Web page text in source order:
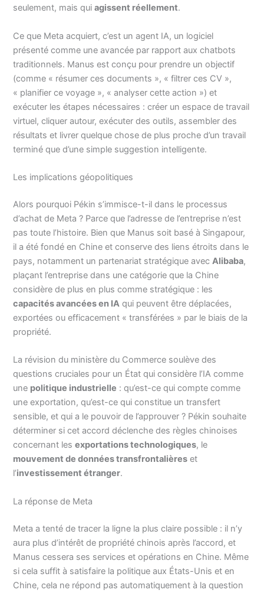
seulement, mais quiagissent réellement.
Ce que Meta acquiert, c’est un agent IA, un logiciel
présenté comme une avancée par rapport aux chatbots
traditionnels. Manus est conçu pour prendre un objectif
(comme « résumer ces documents », « filtrer ces CV »,
« planifier ce voyage », « analyser cette action ») et
exécuter les étapes nécessaires : créer un espace de travail
virtuel, cliquer autour, exécuter des outils, assembler des
résultats et livrer quelque chose de plus proche d’un travail
terminé que d’une simple suggestion intelligente.
Les implications géopolitiques
Alors pourquoi Pékin s’immisce-t-il dans le processus
d’achat de Meta ? Parce que l’adresse de l’entreprise n’est
pas toute l’histoire. Bien que Manus soit basé à Singapour,
il a été fondé en Chine et conserve des liens étroits dans le
pays, notamment un partenariat stratégique avecAlibaba,
plaçant l’entreprise dans une catégorie que la Chine
considère de plus en plus comme stratégique : les
capacités avancées en IA qui peuvent être déplacées,
exportées ou efficacement « transférées » par le biais de la
propriété.
La révision du ministère du Commerce soulève des
questions cruciales pour un État qui considère l’IA comme
une politique industrielle : qu’est-ce qui compte comme
une exportation, qu’est-ce qui constitue un transfert
sensible, et qui a le pouvoir de l’approuver ? Pékin souhaite
déterminer si cet accord déclenche des règles chinoises
concernant lesexportations technologiques, le
mouvement de données transfrontalières et
l’investissement étranger.
La réponse de Meta
Meta a tenté de tracer la ligne la plus claire possible : il n’y
aura plus d’intérêt de propriété chinois après l’accord, et
Manus cessera ses services et opérations en Chine. Même
si cela suffit à satisfaire la politique aux États-Unis et en
Chine, cela ne répond pas automatiquement à la question